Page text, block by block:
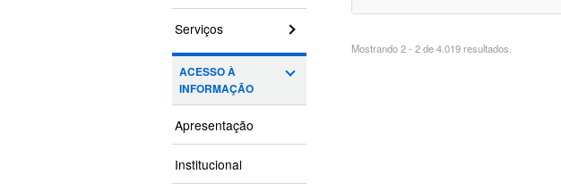
Serviços
ACESSO À
INFORMAÇÃO
Apresentação
Institucional
Mostrando 2 - 2 de 4.019 resultados.